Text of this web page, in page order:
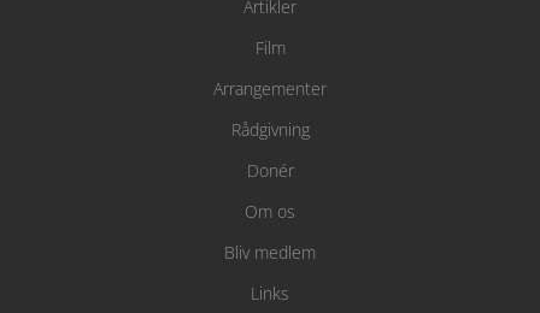
Artikler
Film
Arrangementer
Rådgivning
Donér
Om os
Bliv medlem
Links